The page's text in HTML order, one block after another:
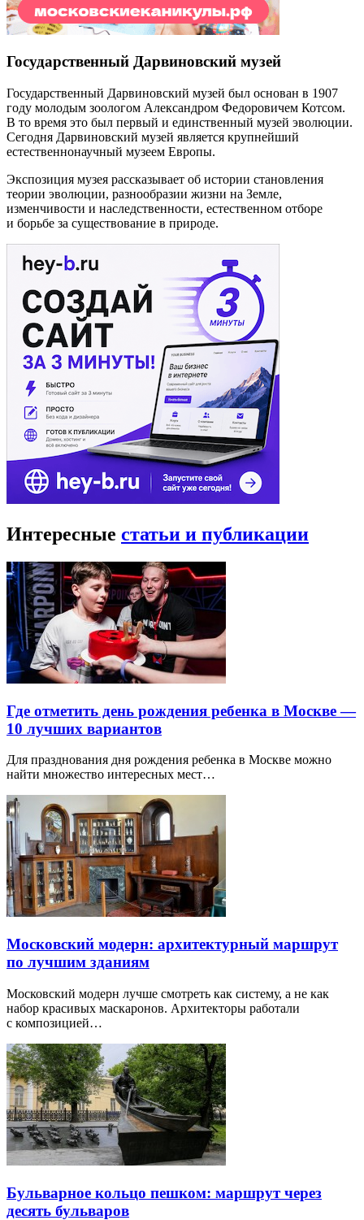
Государственный Дарвиновский музей
Государственный Дарвиновский музей был основан в 1907
году молодым зоологом Александром Федоровичем Котсом.
В то время это был первый и единственный музей эволюции.
Сегодня Дарвиновский музей является крупнейший
естественнонаучный музеем Европы.
Экспозиция музея рассказывает об истории становления
теории эволюции, разнообразии жизни на Земле,
изменчивости и наследственности, естественном отборе
и борьбе за существование в природе.
Интересные статьи и публикации
Где отметить день рождения ребенка в Москве —
10 лучших вариантов
Для празднования дня рождения ребенка в Москве можно
найти множество интересных мест…
Московский модерн: архитектурный маршрут
по лучшим зданиям
Московский модерн лучше смотреть как систему, а не как
набор красивых маскаронов. Архитекторы работали
с композицией…
Бульварное кольцо пешком: маршрут через
десять бульваров